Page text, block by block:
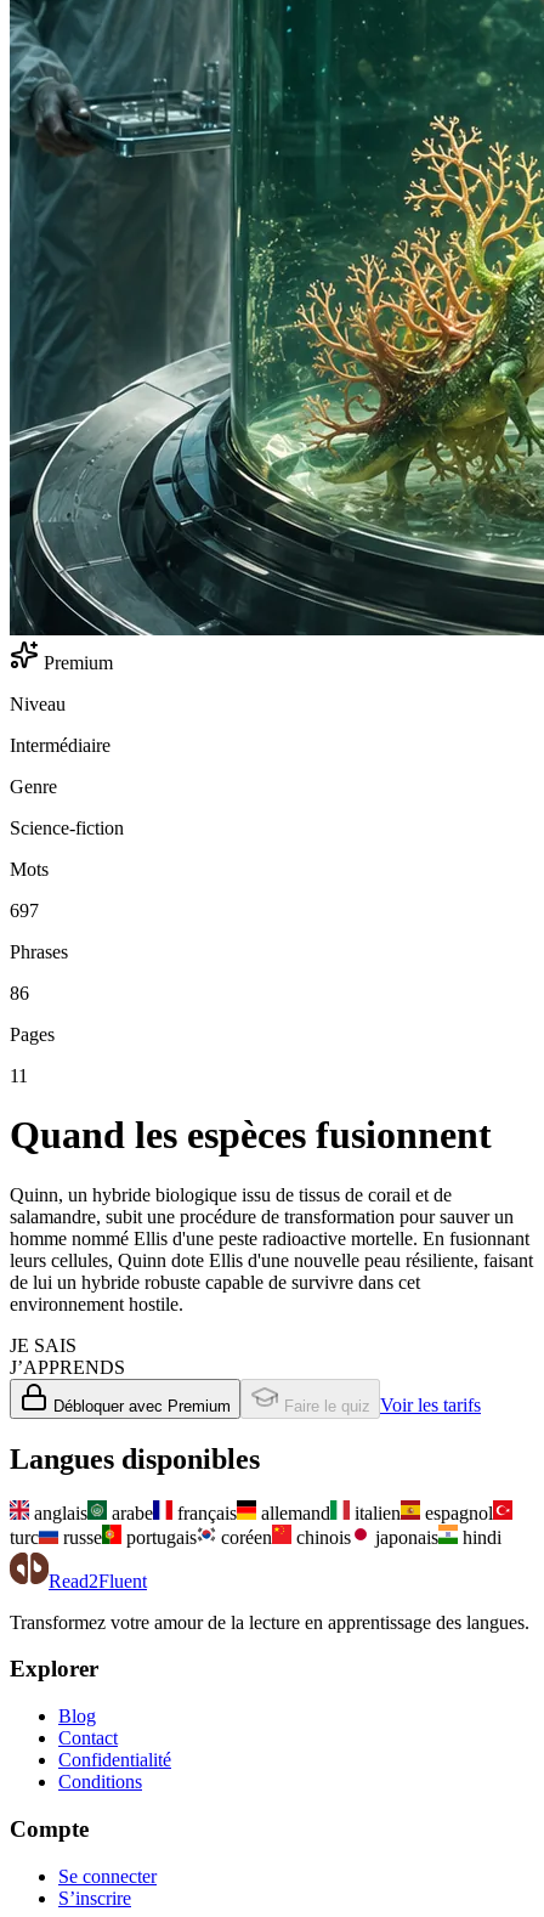
Premium
Niveau
Intermédiaire
Genre
Science-fiction
Mots
697
Phrases
86
Pages
11
Quand les espèces fusionnent
Quinn, un hybride biologique issu de tissus de corail et de
salamandre, subit une procédure de transformation pour sauver un
homme nommé Ellis d'une peste radioactive mortelle. En fusionnant
leurs cellules, Quinn dote Ellis d'une nouvelle peau résiliente, faisant
de lui un hybride robuste capable de survivre dans cet
environnement hostile.
JE SAIS
J’APPRENDS
Débloquer avec Premium Faire le quiz Voir les tarifs
Langues disponibles
anglais arabe français allemand italien
espagnol
turc
russe portugais coréen chinois japonais hindi
Read2Fluent
Transformez votre amour de la lecture en apprentissage des langues.
Explorer
Blog
Contact
Confidentialité
Conditions
Compte
Se connecter
S’inscrire